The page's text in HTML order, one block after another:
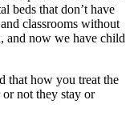
beds that don’t have
classrooms without
and now we have child
that how you treat the
not they stay or